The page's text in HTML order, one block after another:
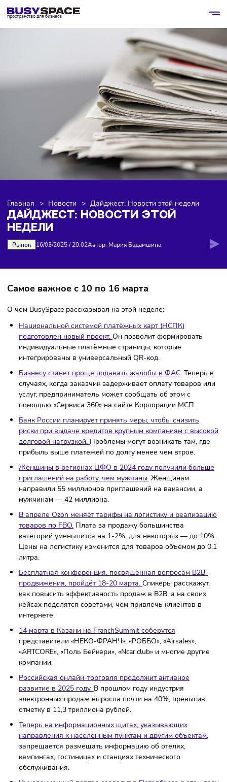
пространство для бизнеса
Главная >
ДАЙДЖЕСТ: НОВОСТИ ЭТОЙ
НЕДЕЛИ
Рынок 16/03/2025/20:02Автор: Мария Бадамшина
Самое важное с 10 по 16 марта
О чём BusySpace рассказывал на этой неделе:
Национальной системой платёжных карт (НСПК)
подготовлен новый проект.Он позволит формировать
индивидуальные платёжные страницы, которые
интегрированы в универсальный QR-код.
Бизнесу станет проще подавать жалобы в ФАС.
случаях, когда заказчик задерживает оплату товаров
услуг, предприниматель может сообщать об этом с
помощью «Сервиса 360» на сайте Корпорации МСП.
Банк России планирует принять меры, чтобы снизить
риски при выдаче кредитов крупным компаниям с
долговой нагрузкой.Проблемы могут возникать там,
прибыль выше платежей по долгу менее чем втрое.
Женщины в регионах ЦФО в 2024 году получили
приглашений на работу, чем мужчины.Женщинам
направили 55 миллионов приглашений на вакансии, а
мужчинам — 42 миллиона.
В апреле Ozon меняет тарифы на логистику и
товаров по FBO.Плата за продажу большинства
категорий уменьшится на 1-2%, для некоторых — до
Цены на логистику изменится для товаров объёмом
литра.
Бесплатная конференция, посвящённая вопросам
продвижения, пройдёт 18-20 марта.Спикеры
как повысить эффективность продаж в B2B, а на
интернете.
14 марта в Казани на FranchSummit соберутся
представители «НЕКО-ФРАНЧ», «РОББО», «Airsales»,
«ARTCORE», «Поль Бейкери», «Ncar.club» и многие
компании.
Российская онлайн-торговля продолжит активное
развитие в 2025 году.